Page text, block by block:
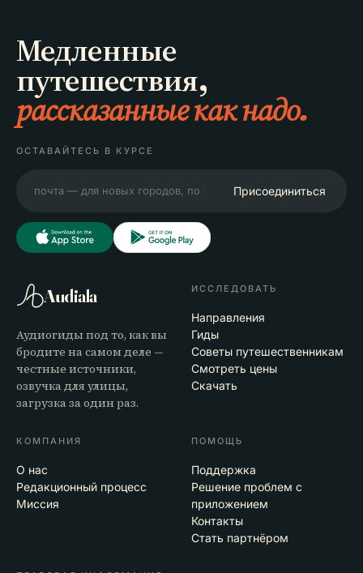
Медленные
путешествия,
рассказанные как надо.
ОСТАВАЙТЕСЬ В КУРСЕ
Присоединиться
Audiala
Аудиогиды под то, как вы
бродите на самом деле —
честные источники,
озвучка для улицы,
загрузка за один раз.
ИССЛЕДОВАТЬ
Направления
Гиды
Советы путешественникам
Смотреть цены
Скачать
КОМПАНИЯ
О нас
Редакционный процесс
Миссия
ПОМОЩЬ
Поддержка
Решение проблем с
приложением
Контакты
Стать партнёром